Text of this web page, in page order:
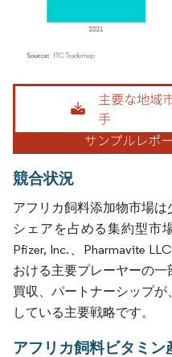
画像 © Mordor Intelligence。再利
競合状況
アフリカ飼料添加物市場
シェアを占める集約型市
Pfizer, Inc.、Pharmavite
おける主要プレーヤーの一
買収、パートナーシップ
している主要戦略です。
アフリカ飼料ビタミン